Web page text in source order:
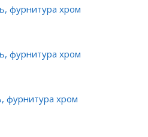
фурнитура хром
фурнитура хром
фурнитура хром